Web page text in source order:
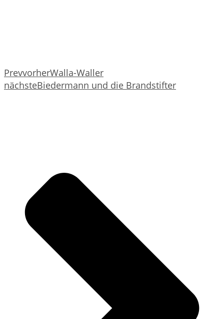
PrevvorherWalla-Waller
nächsteBiedermann und die Brandstifter